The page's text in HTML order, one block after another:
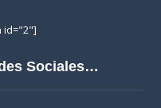
id="2"]
Sociales…